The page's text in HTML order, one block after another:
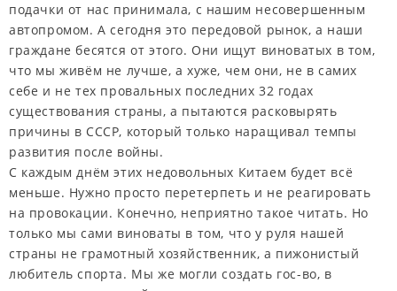
подачки от нас принимала, с нашим несовершенным
автопромом. А сегодня это передовой рынок, а наши
граждане бесятся от этого. Они ищут виноватых в том,
что мы живём не лучше, а хуже, чем они, не в самих
себе и не тех провальных последних 32 годах
существования страны, а пытаются расковырять
причины в СССР, который только наращивал темпы
развития после войны.
С каждым днём этих недовольных Китаем будет всё
меньше. Нужно просто перетерпеть и не реагировать
на провокации. Конечно, неприятно такое читать. Но
только мы сами виноваты в том, что у руля нашей
страны не грамотный хозяйственник, а пижонистый
любитель спорта. Мы же могли создать гос-во, в